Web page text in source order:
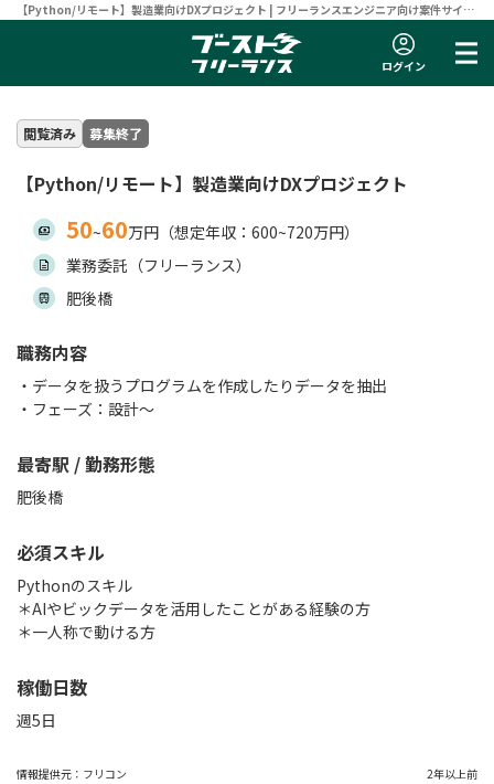
【Python/リモート】製造業向けDXプロジェクト | フリーランスエンジニア向け案件サイト
ログイン
閲覧済み 募集終了
【Python/リモート】製造業向けDXプロジェクト
50~60万円（想定年収：600~720万円）
業務委託（フリーランス）
肥後橋
職務内容
・データを扱うプログラムを作成したりデータを抽出
・フェーズ：設計〜
最寄駅 / 勤務形態
肥後橋
必須スキル
Pythonのスキル
＊AIやビックデータを活用したことがある経験の方
＊一人称で動ける方
稼働日数
週5日
情報提供元： フリコン 2年以上前